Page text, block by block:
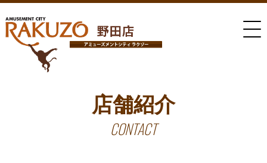
店舗紹介
CONTACT